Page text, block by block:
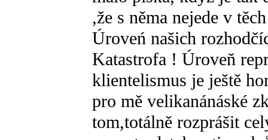
,že s něma nejede v
Úroveń našich
Katastrofa ! Úroveň
klientelismus je ještě
pro mě velikanánáské
tom,totálně rozprášit